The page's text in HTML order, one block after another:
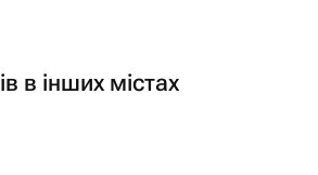
в інших містах